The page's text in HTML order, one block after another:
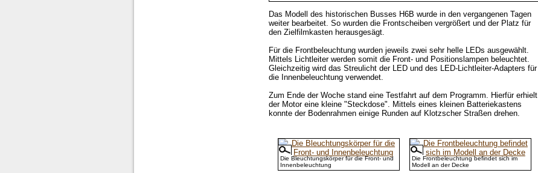
Das Modell des historischen Busses H6B wurde in den vergangenen Tagen
weiter bearbeitet. So wurden die Frontscheiben vergrößert und der Platz für
den Zielfilmkasten herausgesägt.
Für die Frontbeleuchtung wurden jeweils zwei sehr helle LEDs ausgewählt.
Mittels Lichtleiter werden somit die Front- und Positionslampen beleuchtet.
Gleichzeitig wird das Streulicht der LED und des LED-Lichtleiter-Adapters für
die Innenbeleuchtung verwendet.
Zum Ende der Woche stand eine Testfahrt auf dem Programm. Hierfür erhielt
der Motor eine kleine "Steckdose". Mittels eines kleinen Batteriekastens
konnte der Bodenrahmen einige Runden auf Klotzscher Straßen drehen.
Die Bleuchtungskörper für die Front- und
Innenbeleuchtung
Die Frontbeleuchtung befindet sich im
Modell an der Decke